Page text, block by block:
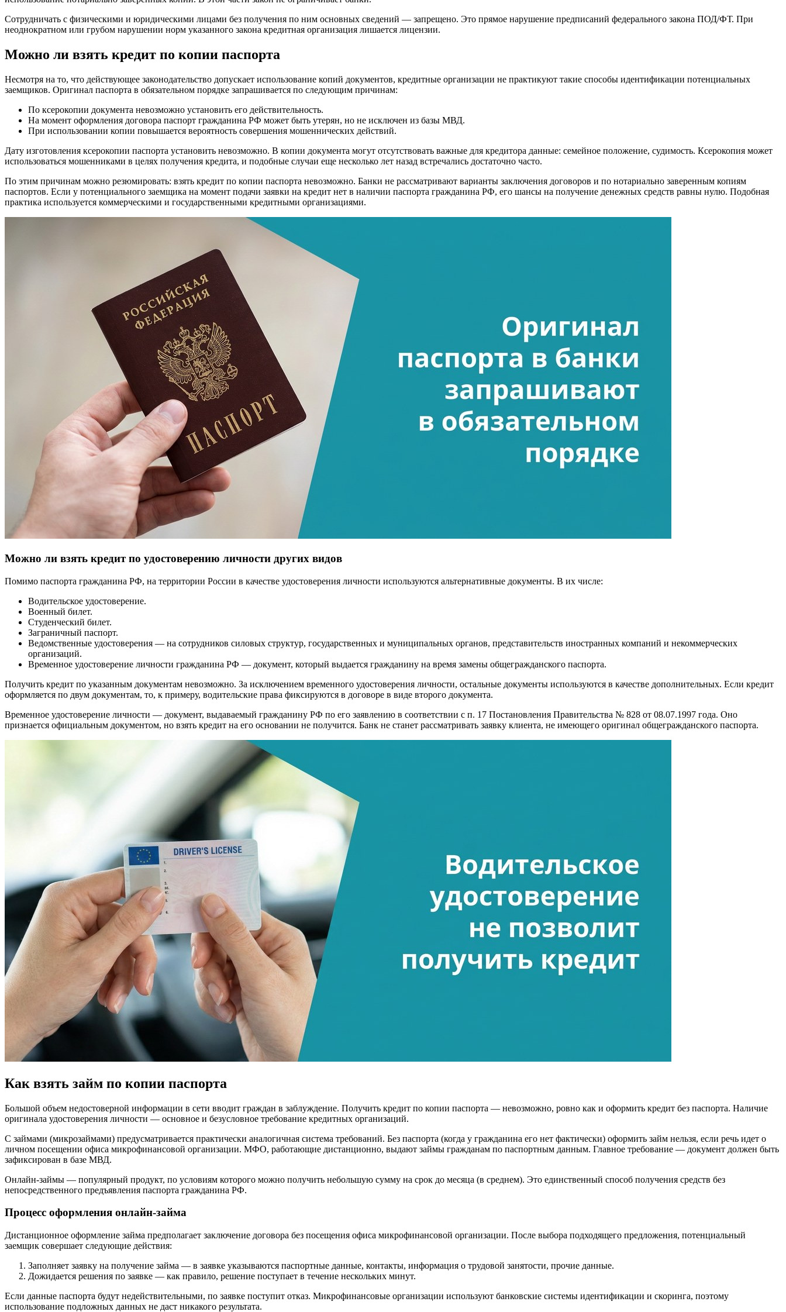
Сотрудничать с физическими и юридическими лицами без получения по ним основных сведений — запрещено. Это прямое нарушение предписаний федерального закона ПОД/ФТ. При
неоднократном или грубом нарушении норм указанного закона кредитная организация лишается лицензии.
Можно ли взять кредит по копии паспорта
Несмотря на то, что действующее законодательство допускает использование копий документов, кредитные организации не практикуют такие способы идентификации потенциальных
заемщиков. Оригинал паспорта в обязательном порядке запрашивается по следующим причинам:
По ксерокопии документа невозможно установить его действительность.
На момент оформления договора паспорт гражданина РФ может быть утерян, но не исключен из базы МВД.
При использовании копии повышается вероятность совершения мошеннических действий.
Дату изготовления ксерокопии паспорта установить невозможно. В копии документа могут отсутствовать важные для кредитора данные: семейное положение, судимость. Ксерокопия может
использоваться мошенниками в целях получения кредита, и подобные случаи еще несколько лет назад встречались достаточно часто.
По этим причинам можно резюмировать: взять кредит по копии паспорта невозможно. Банки не рассматривают варианты заключения договоров и по нотариально заверенным копиям
паспортов. Если у потенциального заемщика на момент подачи заявки на кредит нет в наличии паспорта гражданина РФ, его шансы на получение денежных средств равны нулю. Подобная
практика используется коммерческими и государственными кредитными организациями.
Можно ли взять кредит по удостоверению личности других видов
Помимо паспорта гражданина РФ, на территории России в качестве удостоверения личности используются альтернативные документы. В их числе:
Водительское удостоверение.
Военный билет.
Студенческий билет.
Заграничный паспорт.
Ведомственные удостоверения — на сотрудников силовых структур, государственных и муниципальных органов, представительств иностранных компаний и некоммерческих
организаций.
Временное удостоверение личности гражданина РФ — документ, который выдается гражданину на время замены общегражданского паспорта.
Получить кредит по указанным документам невозможно. За исключением временного удостоверения личности, остальные документы используются в качестве дополнительных. Если кредит
оформляется по двум документам, то, к примеру, водительские права фиксируются в договоре в виде второго документа.
Временное удостоверение личности — документ, выдаваемый гражданину РФ по его заявлению в соответствии с п. 17 Постановления Правительства № 828 от 08.07.1997 года. Оно
признается официальным документом, но взять кредит на его основании не получится. Банк не станет рассматривать заявку клиента, не имеющего оригинал общегражданского паспорта.
Как взять займ по копии паспорта
Большой объем недостоверной информации в сети вводит граждан в заблуждение. Получить кредит по копии паспорта — невозможно, ровно как и оформить кредит без паспорта. Наличие
оригинала удостоверения личности — основное и безусловное требование кредитных организаций.
С займами (микрозаймами) предусматривается практически аналогичная система требований. Без паспорта (когда у гражданина его нет фактически) оформить займ нельзя, если речь идет о
личном посещении офиса микрофинансовой организации. МФО, работающие дистанционно, выдают займы гражданам по паспортным данным. Главное требование — документ должен быть
зафиксирован в базе МВД.
Онлайн-займы — популярный продукт, по условиям которого можно получить небольшую сумму на срок до месяца (в среднем). Это единственный способ получения средств без
непосредственного предъявления паспорта гражданина РФ.
Процесс оформления онлайн-займа
Дистанционное оформление займа предполагает заключение договора без посещения офиса микрофинансовой организации. После выбора подходящего предложения, потенциальный
заемщик совершает следующие действия:
Заполняет заявку на получение займа — в заявке указываются паспортные данные, контакты, информация о трудовой занятости, прочие данные.
Дожидается решения по заявке — как правило, решение поступает в течение нескольких минут.
Если данные паспорта будут недействительными, по заявке поступит отказ. Микрофинансовые организации используют банковские системы идентификации и скоринга, поэтому
использование подложных данных не даст никакого результата.